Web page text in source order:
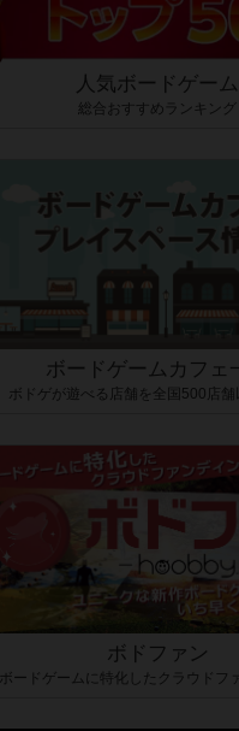
人気ボードゲーム
総合おすすめランキング
ボードゲームカフェ
ボドゲが遊べる店舗を全国500店舗
ボドファン
ボードゲームに特化したクラウドフ